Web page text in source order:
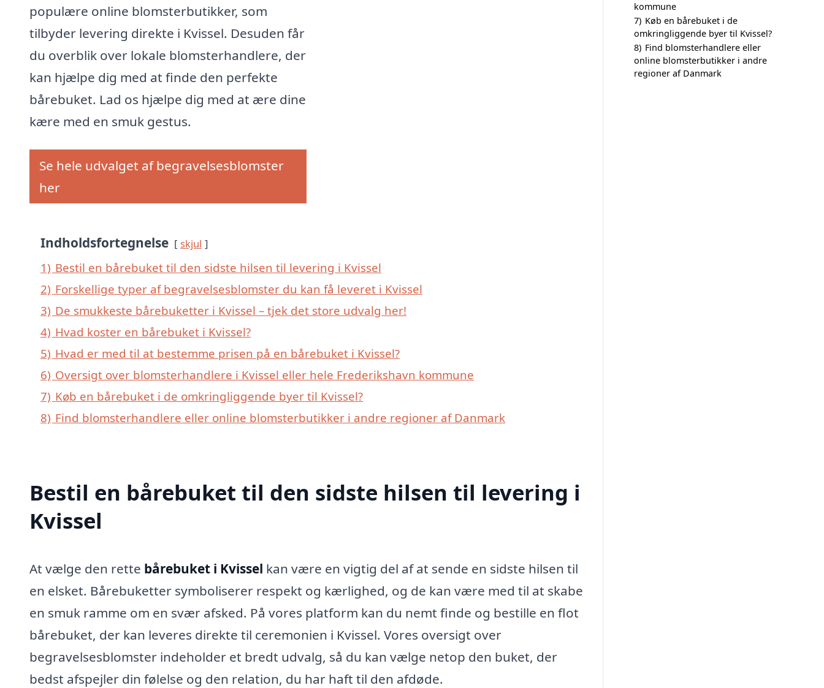
populære online blomsterbutikker, som
tilbyder levering direkte i Kvissel. Desuden får
du overblik over lokale blomsterhandlere, der
kan hjælpe dig med at finde den perfekte
bårebuket. Lad os hjælpe dig med at ære dine
kære med en smuk gestus.
Se hele udvalget af begravelsesblomster
her
Indholdsfortegnelse skjul
1) Bestil en bårebuket til den sidste hilsen til levering i Kvissel
2) Forskellige typer af begravelsesblomster du kan få leveret i Kvissel
3) De smukkeste bårebuketter i Kvissel – tjek det store udvalg her!
4) Hvad koster en bårebuket i Kvissel?
5) Hvad er med til at bestemme prisen på en bårebuket i Kvissel?
6) Oversigt over blomsterhandlere i Kvissel eller hele Frederikshavn kommune
7) Køb en bårebuket i de omkringliggende byer til Kvissel?
8) Find blomsterhandlere eller online blomsterbutikker i andre regioner af Danmark
Bestil en bårebuket til den sidste hilsen til levering i
Kvissel
At vælge den rette bårebuket i Kvissel kan være en vigtig del af at sende en sidste hilsen til
en elsket. Bårebuketter symboliserer respekt og kærlighed, og de kan være med til at skabe
en smuk ramme om en svær afsked. På vores platform kan du nemt finde og bestille en flot
bårebuket, der kan leveres direkte til ceremonien i Kvissel. Vores oversigt over
begravelsesblomster indeholder et bredt udvalg, så du kan vælge netop den buket, der
bedst afspejler din følelse og den relation, du har haft til den afdøde.
kommune
7) Køb en bårebuket i de
omkringliggende byer til Kvissel?
8) Find blomsterhandlere eller
online blomsterbutikker i andre
regioner af Danmark